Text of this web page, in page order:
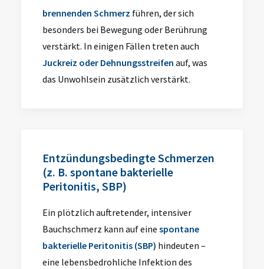
brennenden Schmerz führen, der sich
besonders bei Bewegung oder Berührung
verstärkt. In einigen Fällen treten auch
Juckreiz oder Dehnungsstreifen auf, was
das Unwohlsein zusätzlich verstärkt.
Entzündungsbedingte Schmerzen
(z. B. spontane bakterielle
Peritonitis, SBP)
Ein plötzlich auftretender, intensiver
Bauchschmerz kann auf eine spontane
bakterielle Peritonitis (SBP) hindeuten –
eine lebensbedrohliche Infektion des